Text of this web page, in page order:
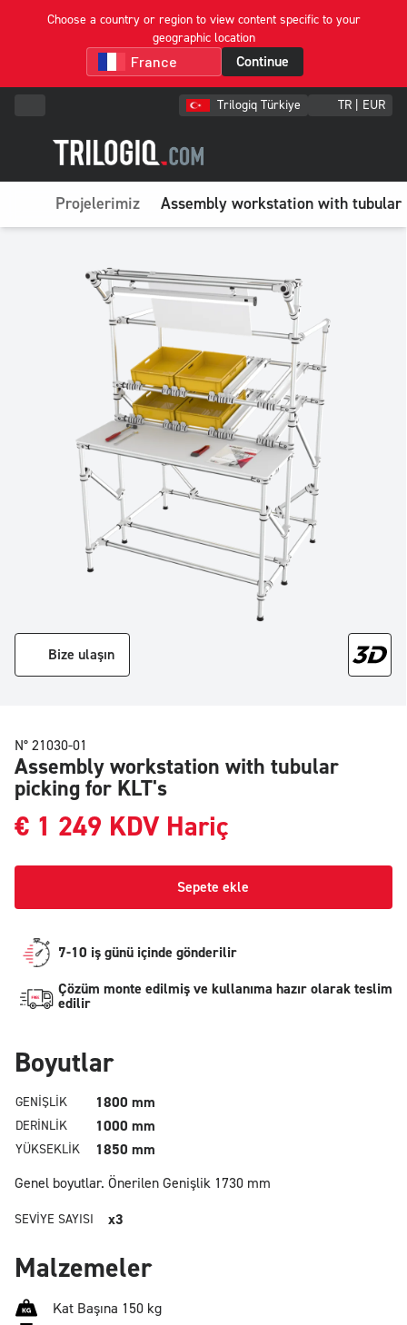
Choose a country or region to view content specific to your
geographic location
Continue
Trilogiq Türkiye TR | EUR
Projelerimiz Assembly workstation with tubular
Bize ulaşın
N° 21030-01
Assembly workstation with tubular
picking for KLT's
€ 1 249 KDV Hariç
Sepete ekle
7-10 iş günü içinde gönderilir
Çözüm monte edilmiş ve kullanıma hazır olarak teslim
edilir
Boyutlar
GENIŞLIK 1800 mm
DERINLIK 1000 mm
YÜKSEKLIK
1850 mm
Genel boyutlar. Önerilen Genişlik 1730 mm
SEVIYE SAYISI x3
Malzemeler
Kat Başına 150 kg